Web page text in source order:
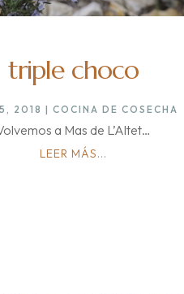
triple choco
2018 |COCINA DE COSECHA
a Mas de L’Altet…
LEER MÁS...